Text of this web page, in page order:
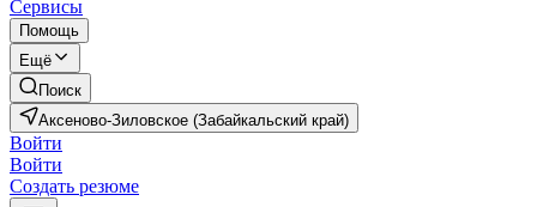
Сервисы
Помощь
Ещё
Поиск
Аксеново-Зиловское (Забайкальский край)
Войти
Войти
Создать резюме